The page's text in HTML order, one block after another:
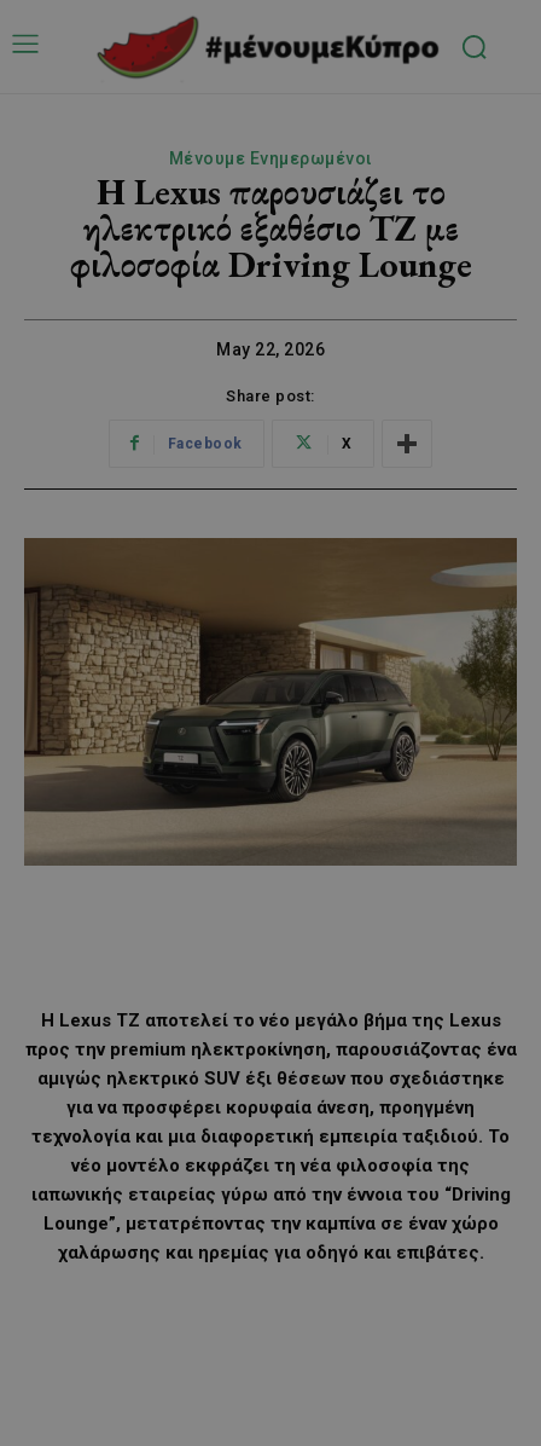
Μένουμε Ενημερωμένοι
Η Lexus παρουσιάζει το
ηλεκτρικό εξαθέσιο TZ με
φιλοσοφία Driving Lounge
May 22, 2026
Share post:
Facebook X
Η Lexus TZ αποτελεί το νέο μεγάλο βήμα της Lexus
προς την premium ηλεκτροκίνηση, παρουσιάζοντας ένα
αμιγώς ηλεκτρικό SUV έξι θέσεων που σχεδιάστηκε
για να προσφέρει κορυφαία άνεση, προηγμένη
τεχνολογία και μια διαφορετική εμπειρία ταξιδιού. Το
νέο μοντέλο εκφράζει τη νέα φιλοσοφία της
ιαπωνικής εταιρείας γύρω από την έννοια του “Driving
Lounge”, μετατρέποντας την καμπίνα σε έναν χώρο
χαλάρωσης και ηρεμίας για οδηγό και επιβάτες.